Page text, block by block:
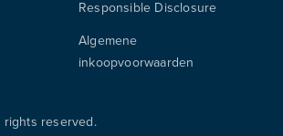
reserved.
Responsible Disclosure
Algemene
inkoopvoorwaarden